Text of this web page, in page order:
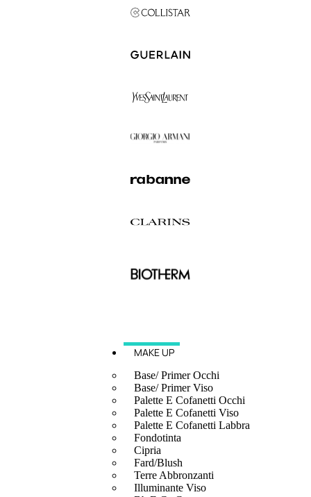
MAKE UP
Base/ Primer Occhi
Base/ Primer Viso
Palette E Cofanetti Occhi
Palette E Cofanetti Viso
Palette E Cofanetti Labbra
Fondotinta
Cipria
Fard/Blush
Terre Abbronzanti
Illuminante Viso